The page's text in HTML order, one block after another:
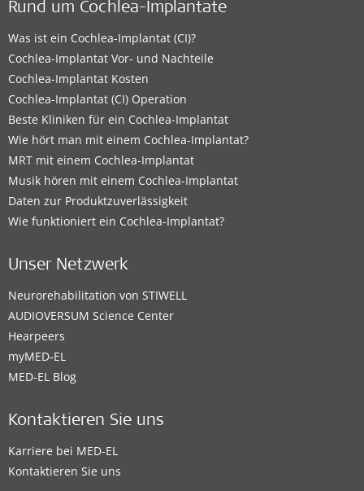
Rund um Cochlea-Implantate
Was ist ein Cochlea-Implantat (CI)?
Cochlea-Implantat Vor- und Nachteile
Cochlea-Implantat Kosten
Cochlea-Implantat (CI) Operation
Beste Kliniken für ein Cochlea-Implantat
Wie hört man mit einem Cochlea-Implantat?
MRT mit einem Cochlea-Implantat
Musik hören mit einem Cochlea-Implantat
Daten zur Produktzuverlässigkeit
Wie funktioniert ein Cochlea-Implantat?
Unser Netzwerk
Neurorehabilitation von STIWELL
AUDIOVERSUM Science Center
Hearpeers
myMED‑EL
MED-EL Blog
Kontaktieren Sie uns
Karriere bei MED-EL
Kontaktieren Sie uns